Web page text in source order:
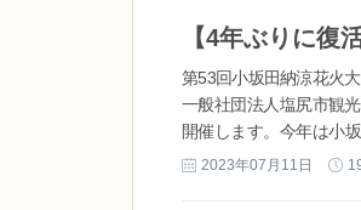
第53回小坂田納涼花火
一般社団法人塩尻市観
開催します。今年は小
火大会を行います。 ま
2023年07月11日